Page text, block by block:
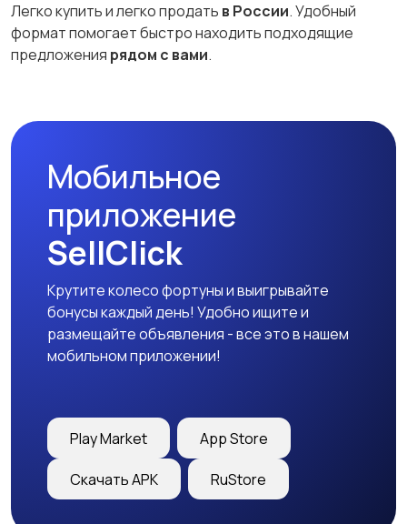
Легко купить и легко продать в России. Удобный
формат помогает быстро находить подходящие
предложения рядом с вами.
Мобильное
приложение
SellClick
Крутите колесо фортуны и выигрывайте
бонусы каждый день! Удобно ищите и
размещайте объявления - все это в нашем
мобильном приложении!
Play Market App Store
Скачать APK RuStore